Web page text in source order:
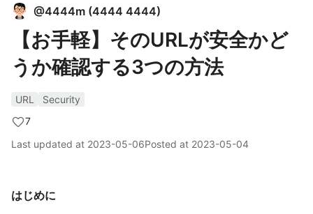
@4444m (4444 4444)
【お手軽】そのURLが安全かど
うか確認する3つの方法
URL
Security
7
Last updated at 2023-05-06Posted at 2023-05-04
はじめに